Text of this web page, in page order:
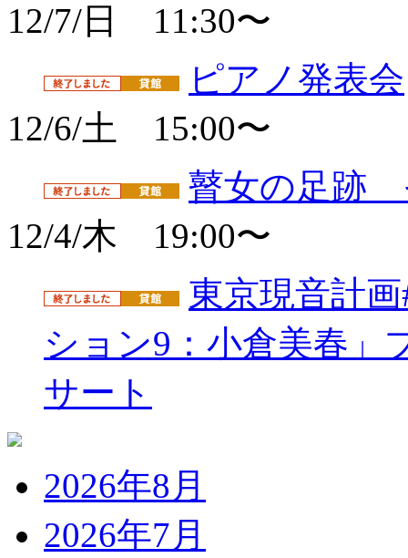
12/7/日 11:30〜
ピアノ発表会
12/6/土 15:00〜
瞽女の足跡
12/4/木 19:00〜
東京現音計
ション9：小倉美春」
サート
2026年8月
2026年7月